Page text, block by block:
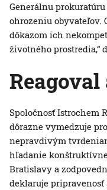
Generálnu
ohrozeniu obyvateľov.
dôkazom ich
životného prostredia,“
Spoločnosť Istrochem
dôrazne vymedzuje
nepravdivým
hľadanie
Bratislavy a
deklaruje pripravenosť